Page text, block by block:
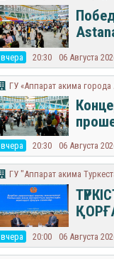
вчера 20:30 06 Августа
ГУ «Аппарат акима города
вчера 20:30 06 Августа
ГУ "Аппарат акима
вчера 20:00 06 Августа